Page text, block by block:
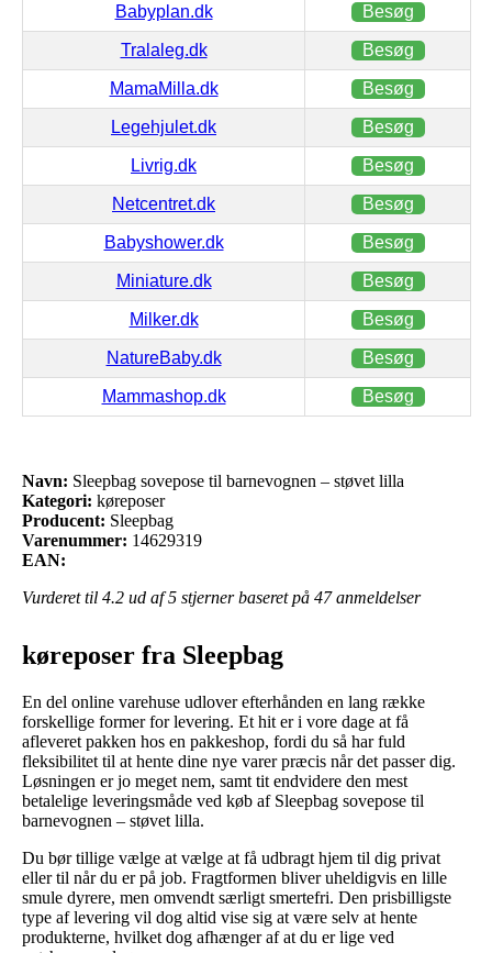
Babyplan.dk Besøg
Tralaleg.dk Besøg
MamaMilla.dk Besøg
Legehjulet.dk Besøg
Livrig.dk Besøg
Netcentret.dk Besøg
Babyshower.dk Besøg
Miniature.dk Besøg
Milker.dk Besøg
NatureBaby.dk Besøg
Mammashop.dk Besøg
Navn: Sleepbag sovepose til barnevognen – støvet lilla
Kategori: køreposer
Producent: Sleepbag
Varenummer: 14629319
EAN:
Vurderet til 4.2 ud af 5 stjerner baseret på 47anmeldelser
køreposer fra Sleepbag
En del online varehuse udlover efterhånden en lang række
forskellige former for levering. Et hit er i vore dage at få
afleveret pakken hos en pakkeshop, fordi du så har fuld
fleksibilitet til at hente dine nye varer præcis når det passer dig.
Løsningen er jo meget nem, samt tit endvidere den mest
betalelige leveringsmåde ved køb af Sleepbag sovepose til
barnevognen – støvet lilla.
Du bør tillige vælge at vælge at få udbragt hjem til dig privat
eller til når du er på job. Fragtformen bliver uheldigvis en lille
smule dyrere, men omvendt særligt smertefri. Den prisbilligste
type af levering vil dog altid vise sig at være selv at hente
produkterne, hvilket dog afhænger af at du er lige ved